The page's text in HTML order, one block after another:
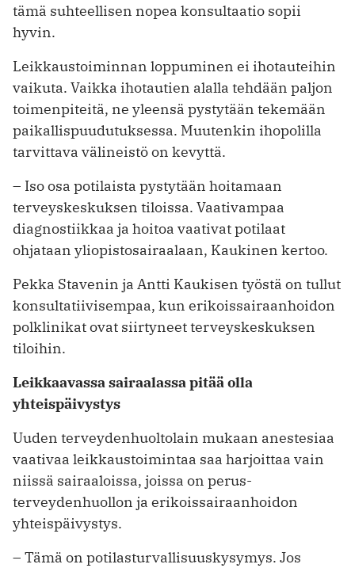
tämä suhteellisen nopea konsultaatio sopii
hyvin.
Leikkaustoiminnan loppuminen ei ihotauteihin
vaikuta. Vaikka ihotautien alalla tehdään paljon
toimenpiteitä, ne yleensä pystytään tekemään
paikallispuudutuksessa. Muutenkin ihopolilla
tarvittava välineistö on kevyttä.
– Iso osa potilaista pystytään hoitamaan
terveyskeskuksen tiloissa. Vaativampaa
diagnostiikkaa ja hoitoa vaativat potilaat
ohjataan yliopistosairaalaan, Kaukinen kertoo.
Pekka Stavenin ja Antti Kaukisen työstä on tullut
konsultatiivisempaa, kun erikoissairaanhoidon
polklinikat ovat siirtyneet terveyskeskuksen
tiloihin.
Leikkaavassa sairaalassa pitää olla
yhteispäivystys
Uuden terveydenhuoltolain mukaan anestesiaa
vaativaa leikkaus­toimintaa saa harjoittaa vain
niissä sairaaloissa, joissa on perus­
terveydenhuollon ja erikois­sairaanhoidon
yhteispäivystys.
– Tämä on potilasturvallisuus­kysymys. Jos